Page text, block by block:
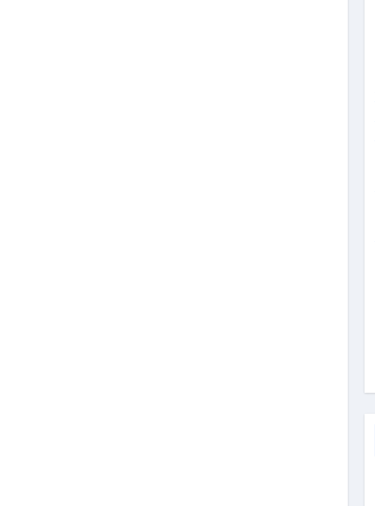
ン」がもらえる超お得アプリ
のか？勘定科目・仕訳・申告書記載方法
れが日本が残念な国になった理由です。国民は●●をしないとこの先さ
妄想シナリオ検証してみた！ズボラ株投資
】一覧※YouTubeブログSNS共通
に取り組むべき！ #shorts
かからないための方法 #投資詐欺 #詐欺 #弁護士 #法律
売上をすぐに現金で受け取る方法
能な資金調達法3選！#shorts
とリスクが高い #shorts
ンに695万円も投資してる営業39歳サラリーマン【2025年10月3日】
ってありますか？#Shorts
心者でも成果を出す電話の仕方はコレ！
の資金調達4選
7選
4選#Shorts